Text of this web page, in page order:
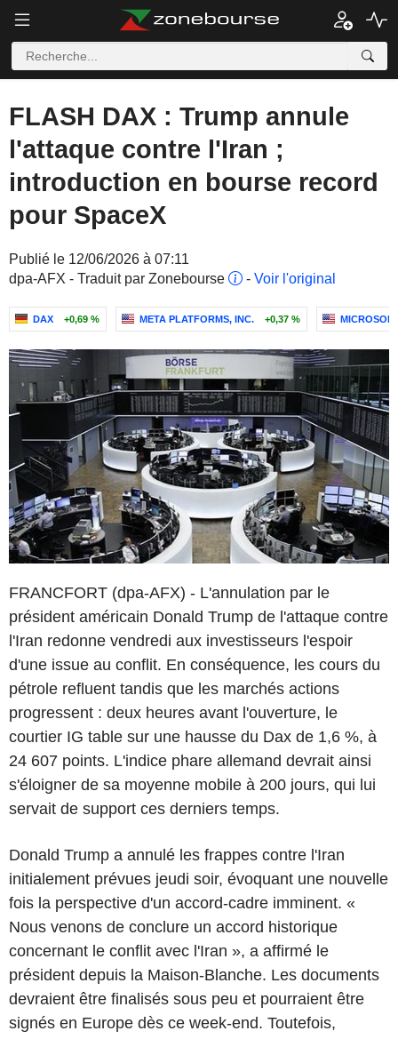
FLASH DAX : Trump annule
l'attaque contre l'Iran ;
introduction en bourse record
pour SpaceX
Publié le 12/06/2026 à 07:11
dpa-AFX - Traduit par Zonebourse
- Voir l'original
DAX +0,69 % META PLATFORMS, INC. +0,37 %
FRANCFORT (dpa-AFX) - L'annulation par le
président américain Donald Trump de l'attaque contre
l'Iran redonne vendredi aux investisseurs l'espoir
d'une issue au conflit. En conséquence, les cours du
pétrole refluent tandis que les marchés actions
progressent : deux heures avant l'ouverture, le
courtier IG table sur une hausse du Dax de 1,6 %, à
24 607 points. L'indice phare allemand devrait ainsi
s'éloigner de sa moyenne mobile à 200 jours, qui lui
servait de support ces derniers temps.
Donald Trump a annulé les frappes contre l'Iran
initialement prévues jeudi soir, évoquant une nouvelle
fois la perspective d'un accord-cadre imminent. «
Nous venons de conclure un accord historique
concernant le conflit avec l'Iran », a affirmé le
président depuis la Maison-Blanche. Les documents
devraient être finalisés sous peu et pourraient être
signés en Europe dès ce week-end. Toutefois,